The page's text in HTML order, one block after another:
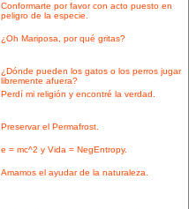
Conformarte por favor con acto puesto en
peligro de la especie.
¿Oh Mariposa, por qué gritas?
¿Dónde pueden los gatos o los perros jugar
libremente afuera?
Perdí mi religión y encontré la verdad.
Preservar el Permafrost.
e = mc^2 y Vida = NegEntropy.
Amamos el ayudar de la naturaleza.